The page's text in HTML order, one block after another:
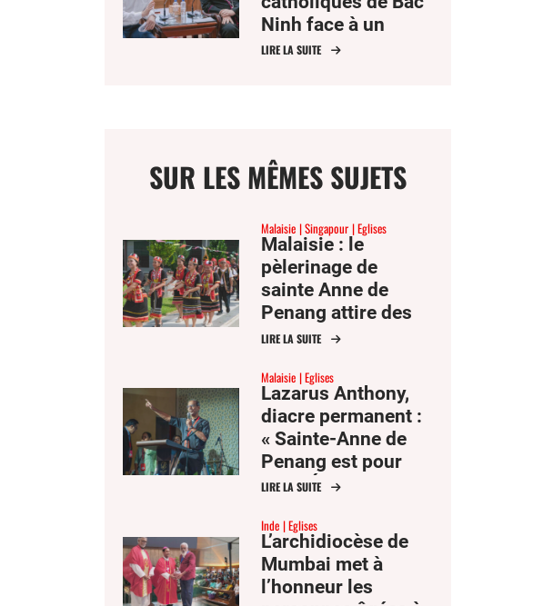
Ninh face à un
vaste projet
LIRE LA SUITE
SUR LES MÊMES SUJETS
Malaisie Singapour Eglises
Malaisie : le
pèlerinage de
sainte Anne de
Penang attire des
milliers de fidèles
LIRE LA SUITE
Malaisie Eglises
Lazarus Anthony,
diacre permanent :
« Sainte-Anne de
Penang est pour
moi l’Église comme
LIRE LA SUITE
Inde Eglises
L’archidiocèse de
Mumbai met à
l’honneur les